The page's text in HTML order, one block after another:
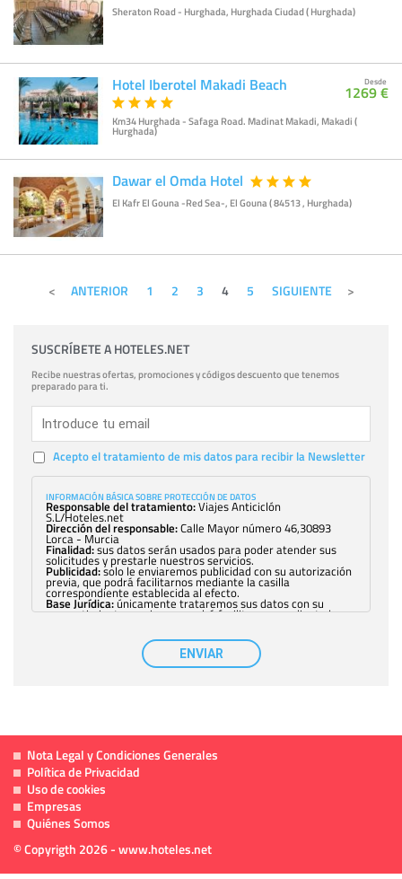
Sheraton Road - Hurghada, Hurghada Ciudad ( Hurghada)
Hotel Iberotel Makadi Beach
Km34 Hurghada - Safaga Road. Madinat Makadi, Makadi (
Hurghada)
Desde
1269 €
Dawar el Omda Hotel
El Kafr El Gouna -Red Sea-, El Gouna ( 84513 , Hurghada)
ANTERIOR 1 2 3 4 5 SIGUIENTE
SUSCRÍBETE A HOTELES.NET
Recibe nuestras ofertas, promociones y códigos descuento que tenemos
preparado para ti.
Acepto el tratamiento de mis datos para recibir la Newsletter
INFORMACIÓN BÁSICA SOBRE PROTECCIÓN DE DATOS
Responsable del tratamiento:Viajes Anticiclón
S.L/Hoteles.net
Dirección del responsable:Calle Mayor número 46,30893
Lorca - Murcia
Finalidad:sus datos serán usados para poder atender sus
solicitudes y prestarle nuestros servicios.
Publicidad:solo le enviaremos publicidad con su autorización
previa, que podrá facilitarnos mediante la casilla
correspondiente establecida al efecto.
Base Jurídica:únicamente trataremos sus datos con su
consentimiento previo, que podrá facilitarnos mediante la
con carácter general, sólo el personal de
nuestra entidad que esté debidamente autorizado podrá
tener conocimiento de la información que le pedimos. No se
comunicarán datos a terceros.
política de privacidad
ENVIAR
Nota Legal y Condiciones Generales
Política de Privacidad
Uso de cookies
Empresas
Quiénes Somos
© Copyrigth 2026 - www.hoteles.net